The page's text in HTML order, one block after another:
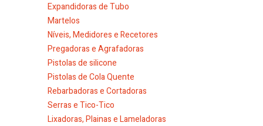
Expandidoras de Tubo
Martelos
Níveis, Medidores e Recetores
Pregadoras e Agrafadoras
Pistolas de silicone
Pistolas de Cola Quente
Rebarbadoras e Cortadoras
Serras e Tico-Tico
Lixadoras, Plainas e Lameladoras